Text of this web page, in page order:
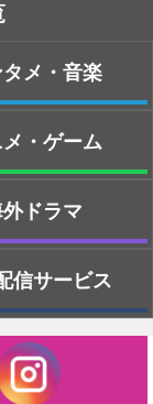
メ・音楽
・ゲーム
ドラマ
信サービス